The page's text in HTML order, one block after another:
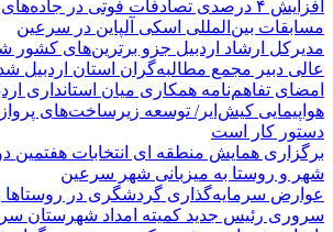
افزایش ۴ درصدی تصادفات فوتی در جاده‌های اردبیل
مسابقات بین‌المللی اسکی آلپاین در سرعین
مدیرکل ارشاد اردبیل جزو برترین‌های کشور
عالی دبیر مجمع مطالبه‌گران استان اردبیل
امضای تفاهم‌نامه همکاری میان استانداری
هواپیمایی کیش‌ایر/ توسعه زیرساخت‌های
دستور کار است
برگزاری همایش منطقه ای انتخابات هفتمین
شهر و روستا به میزبانی شهر سرعین
عوارض سرمایه‌گذاری گردشگری در روستاها
سروری رئیس جدید کمیته امداد شهرستان